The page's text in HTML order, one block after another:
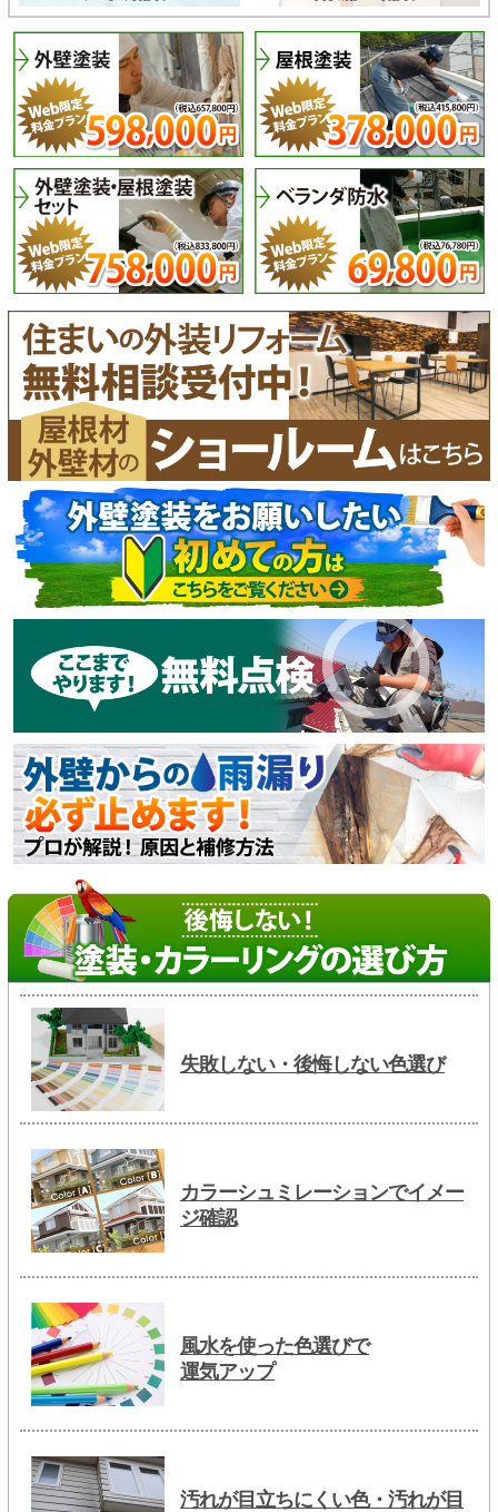
失敗しない・後悔しない色選び
カラーシュミレーションでイメー
ジ確認
風水を使った色選びで
運気アップ
汚れが目立ちにくい色・汚れが目